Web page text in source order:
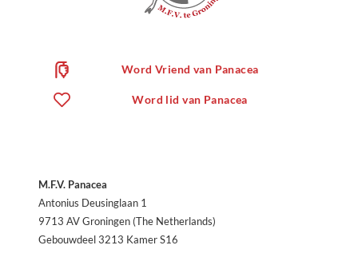
Word Vriend van Panacea
Word lid van Panacea
M.F.V. Panacea
Antonius Deusinglaan 1
9713 AV Groningen (The Netherlands)
Gebouwdeel 3213 Kamer S16